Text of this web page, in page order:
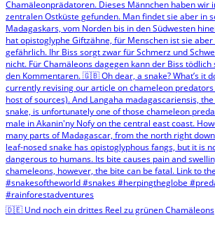
🇩🇪 Und noch ein drittes Reel zu grünen Chamäleons